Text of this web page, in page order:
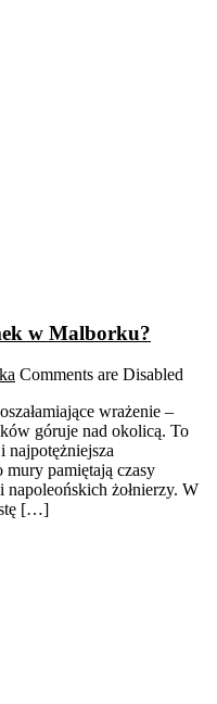
w Malborku?
Comments are Disabled
wrażenie –
góruje nad okolicą. To
najpotężniejsza
mury pamiętają czasy
żołnierzy. W
[…]